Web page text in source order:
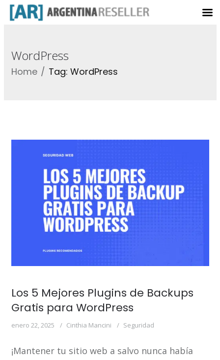
WordPress
Home Tag: WordPress
Los 5 Mejores Plugins de Backups
Gratis para WordPress
enero 22, 2025 Cinthia Mancini Seguridad
¡Mantener tu sitio web a salvo nunca había